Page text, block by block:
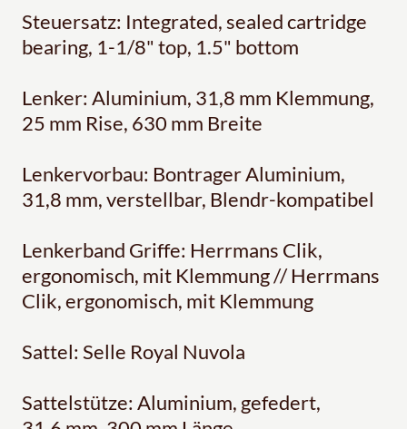
Steuersatz: Integrated, sealed cartridge
bearing, 1-1/8" top, 1.5" bottom
Lenker: Aluminium, 31,8 mm Klemmung,
25 mm Rise, 630 mm Breite
Lenkervorbau: Bontrager Aluminium,
31,8 mm, verstellbar, Blendr-kompatibel
Lenkerband Griffe: Herrmans Clik,
ergonomisch, mit Klemmung // Herrmans
Clik, ergonomisch, mit Klemmung
Sattel: Selle Royal Nuvola
Sattelstütze: Aluminium, gefedert,